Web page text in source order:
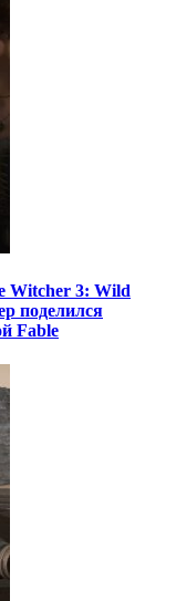
Witcher 3: Wild
поделился
Fable